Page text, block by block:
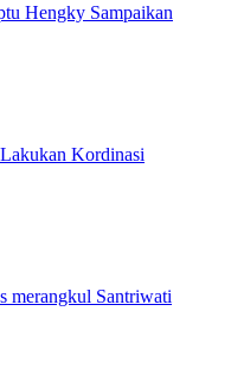
Hengky Sampaikan
Kordinasi
merangkul Santriwati